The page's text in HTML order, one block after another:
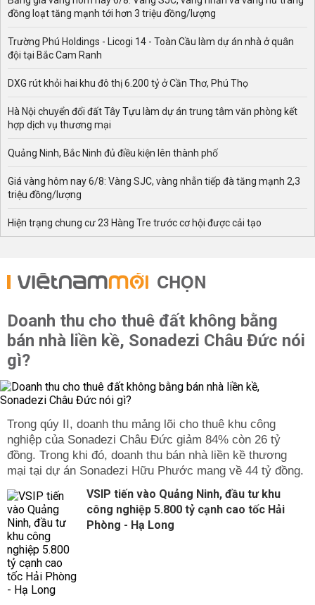
đồng loạt tăng mạnh tới hơn 3 triệu đồng/lượng
Trường Phú Holdings - Licogi 14 - Toàn Cầu làm dự án nhà ở quân
đội tại Bắc Cam Ranh
DXG rút khỏi hai khu đô thị 6.200 tỷ ở Cần Thơ, Phú Thọ
Hà Nội chuyển đổi đất Tây Tựu làm dự án trung tâm văn phòng kết
hợp dịch vụ thương mại
Quảng Ninh, Bắc Ninh đủ điều kiện lên thành phố
Giá vàng hôm nay 6/8: Vàng SJC, vàng nhẫn tiếp đà tăng mạnh 2,3
triệu đồng/lượng
Hiện trạng chung cư 23 Hàng Tre trước cơ hội được cải tạo
CHỌN
Doanh thu cho thuê đất không bằng
bán nhà liền kề, Sonadezi Châu Đức nói
gì?
Trong qúy II, doanh thu mảng lõi cho thuê khu công
nghiệp của Sonadezi Châu Đức giảm 84% còn 26 tỷ
đồng. Trong khi đó, doanh thu bán nhà liền kề thương
mại tại dự án Sonadezi Hữu Phước mang về 44 tỷ đồng.
VSIP tiến vào Quảng Ninh, đầu tư khu
công nghiệp 5.800 tỷ cạnh cao tốc Hải
Phòng - Hạ Long